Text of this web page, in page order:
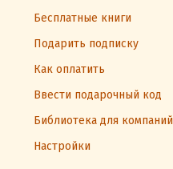
Бесплатные книги
Подарить подписку
Как оплатить
Ввести подарочный код
Библиотека для компаний
Настройки